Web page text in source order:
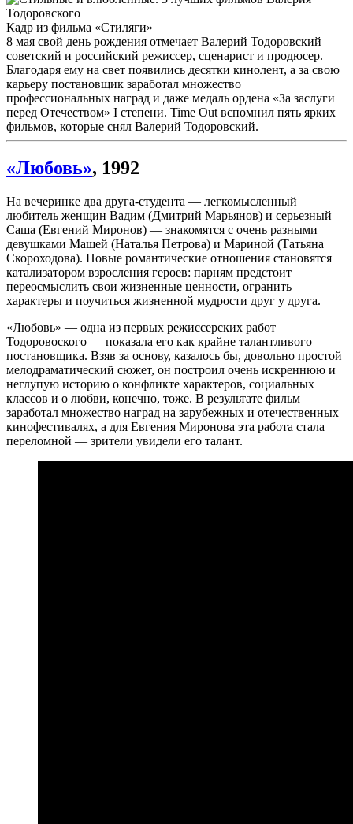
Кадр из фильма «Стиляги»
8 мая свой день рождения отмечает Валерий Тодоровский —
советский и российский режиссер, сценарист и продюсер.
Благодаря ему на свет появились десятки кинолент, а за свою
карьеру постановщик заработал множество
профессиональных наград и даже медаль ордена «За заслуги
перед Отечеством» I степени. Time Out вспомнил пять ярких
фильмов, которые снял Валерий Тодоровский.
«Любовь», 1992
На вечеринке два друга-студента — легкомысленный
любитель женщин Вадим (Дмитрий Марьянов) и серьезный
Саша (Евгений Миронов) — знакомятся с очень разными
девушками Машей (Наталья Петрова) и Мариной (Татьяна
Скороходова). Новые романтические отношения становятся
катализатором взросления героев: парням предстоит
переосмыслить свои жизненные ценности, огранить
характеры и поучиться жизненной мудрости друг у друга.
«Любовь» — одна из первых режиссерских работ
Тодоровоского — показала его как крайне талантливого
постановщика. Взяв за основу, казалось бы, довольно простой
мелодраматический сюжет, он построил очень искреннюю и
неглупую историю о конфликте характеров, социальных
классов и о любви, конечно, тоже. В результате фильм
заработал множество наград на зарубежных и отечественных
кинофестивалях, а для Евгения Миронова эта работа стала
переломной — зрители увидели его талант.